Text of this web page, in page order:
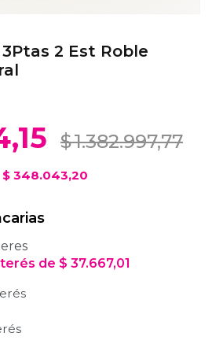
2 Est Roble
$1.382.997,77
$ 348.043,20
de $ 37.667,01